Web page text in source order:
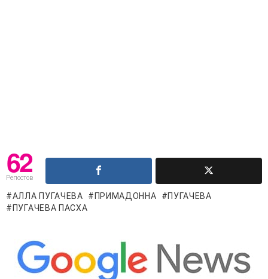
62
Репостов
АЛЛА ПУГАЧЕВА ПРИМАДОННА
ПУГАЧЕВА
ПУГАЧЕВА ПАСХА